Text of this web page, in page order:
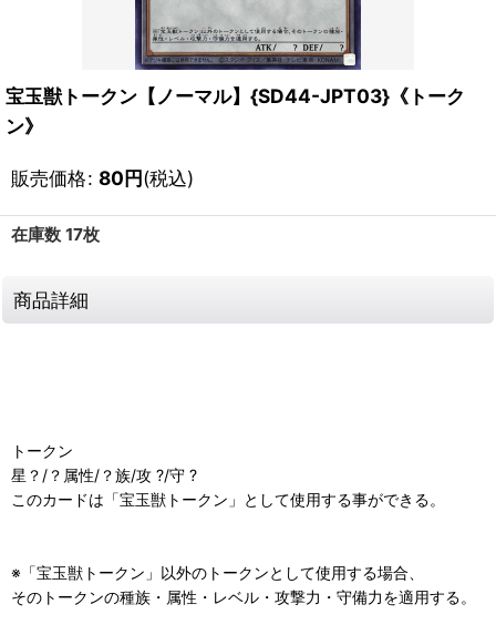
宝玉獣トークン【ノーマル】{SD44-JPT03}《トーク
ン》
販売価格: 80円(税込)
在庫数 17枚
商品詳細
トークン
星？/？属性/？族/攻 ?/守 ?
このカードは「宝玉獣トークン」として使用する事ができる。
※「宝玉獣トークン」以外のトークンとして使用する場合、
そのトークンの種族・属性・レベル・攻撃力・守備力を適用する。